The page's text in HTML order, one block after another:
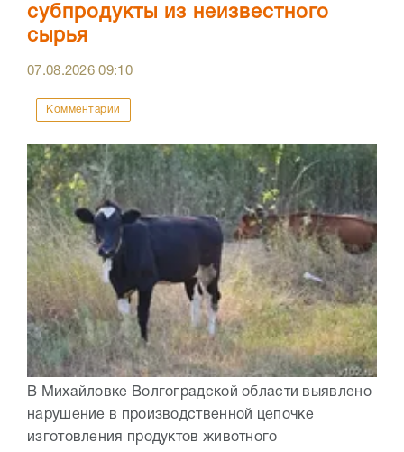
субпродукты из неизвестного
сырья
07.08.202609:10
Комментарии
В Михайловке Волгоградской области выявлено
нарушение в производственной цепочке
изготовления продуктов животного